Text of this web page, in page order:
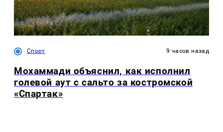
Спорт 9 часов назад
Мохаммади объяснил, как исполнил
голевой аут с сальто за костромской
«Спартак»